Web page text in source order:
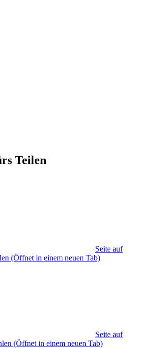
Teilen
Seite auf
(Öffnet in einem neuen Tab)
Seite auf
(Öffnet in einem neuen Tab)